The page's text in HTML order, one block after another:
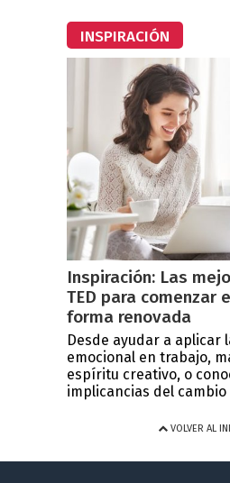
INSPIRACIÓN
Inspiración: Las
TED para comenzar
forma renovada
Desde ayudar a aplicar
emocional en trabajo,
espíritu creativo, o
implicancias del cambio
VOLVER AL